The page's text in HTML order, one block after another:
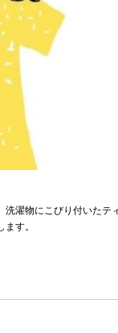
濯物にこびり付いたテ
す。